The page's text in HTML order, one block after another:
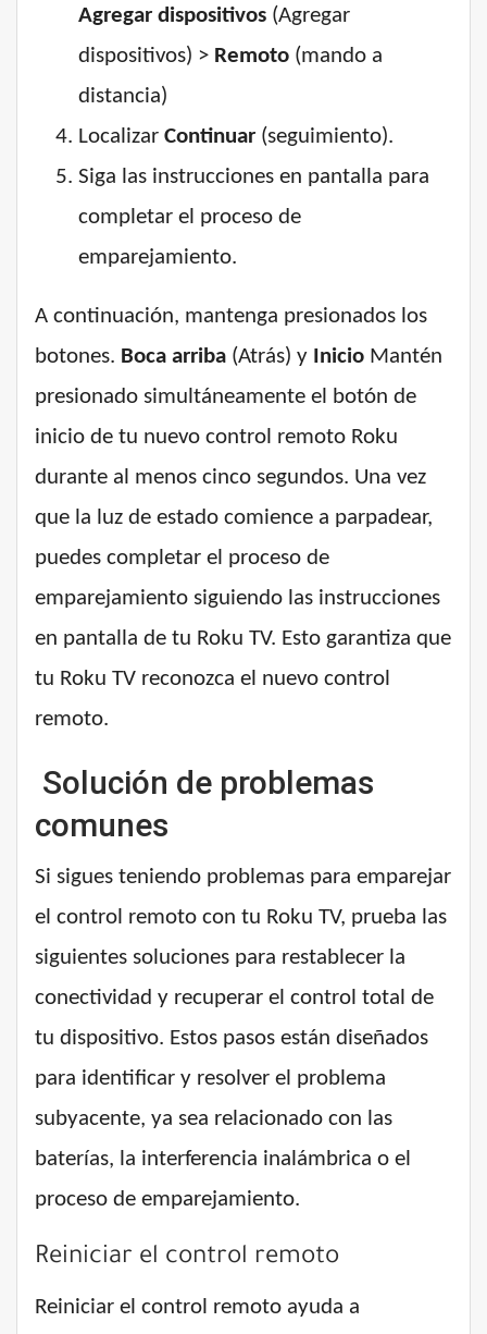
Agregar dispositivos (Agregar
dispositivos) > Remoto (mando a
distancia)
Localizar Continuar (seguimiento).
Siga las instrucciones en pantalla para
completar el proceso de
emparejamiento.
A continuación, mantenga presionados los
botones. Boca arriba (Atrás) y Inicio Mantén
presionado simultáneamente el botón de
inicio de tu nuevo control remoto Roku
durante al menos cinco segundos. Una vez
que la luz de estado comience a parpadear,
puedes completar el proceso de
emparejamiento siguiendo las instrucciones
en pantalla de tu Roku TV. Esto garantiza que
tu Roku TV reconozca el nuevo control
remoto.
Solución de problemas
comunes
Si sigues teniendo problemas para emparejar
el control remoto con tu Roku TV, prueba las
siguientes soluciones para restablecer la
conectividad y recuperar el control total de
tu dispositivo. Estos pasos están diseñados
para identificar y resolver el problema
subyacente, ya sea relacionado con las
baterías, la interferencia inalámbrica o el
proceso de emparejamiento.
Reiniciar el control remoto
Reiniciar el control remoto ayuda a